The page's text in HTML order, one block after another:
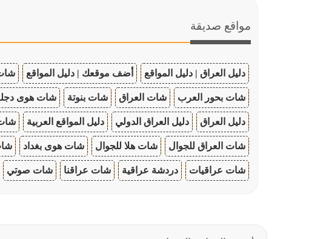
مواقع صديقة
دليل العراق | دليل المواقع أضف موقعك | دليل المواقع
شات بحور العرب شات العراق شات بنوتة شات هوى
دليل العراق دليل العراق الدولي دليل المواقع العربية
شات العراق للجوال شات هلا للجوال شات هوى بغداد
شات عراقيات دردشة عراقية شات عراقنا شات صوتي